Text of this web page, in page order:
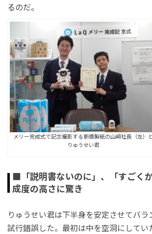
るのだ。
メリー完成式で記念撮影する新橋製紙の山﨑社長（左）と
りゅうせい君
■「説明書ないのに」、「すごく
成度の高さに驚き
りゅうせい君は下半身を安定させてバ
試行錯誤した。最初は中を空洞にしてい